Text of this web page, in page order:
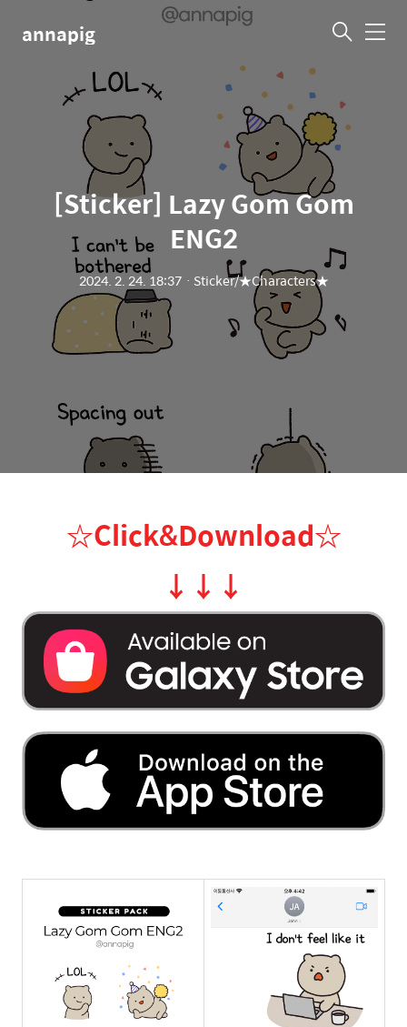
annapig 메
[Sticker] Lazy Gom Gom
ENG2
2024. 2. 24. 18:37ㆍ Sticker/★Characters★
☆Click&Download☆
↓ ↓ ↓